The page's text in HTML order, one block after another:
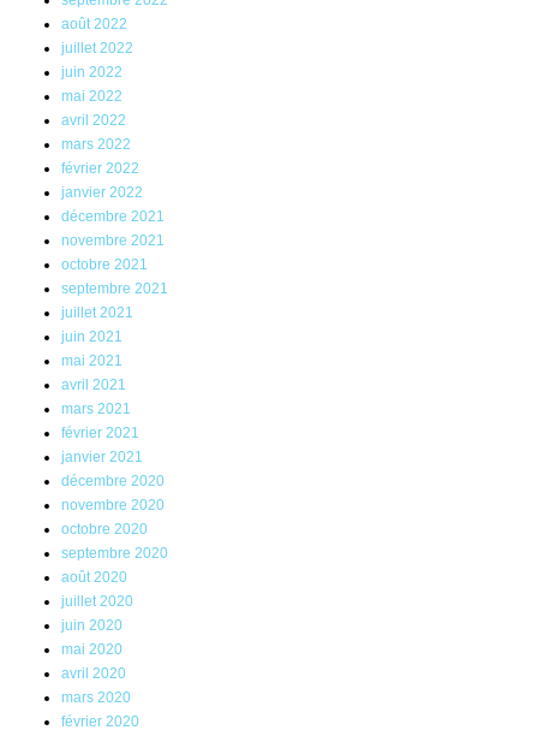
août 2022
juillet 2022
juin 2022
mai 2022
avril 2022
mars 2022
février 2022
janvier 2022
décembre 2021
novembre 2021
octobre 2021
septembre 2021
juillet 2021
juin 2021
mai 2021
avril 2021
mars 2021
février 2021
janvier 2021
décembre 2020
novembre 2020
octobre 2020
septembre 2020
août 2020
juillet 2020
juin 2020
mai 2020
avril 2020
mars 2020
février 2020